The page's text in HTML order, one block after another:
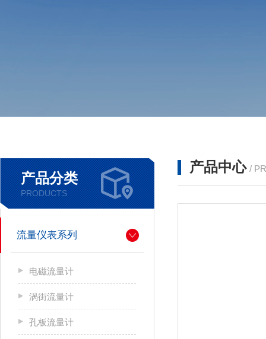
产品分类
PRODUCTS
流量仪表系列
电磁流量计
涡街流量计
孔板流量计
产品中心 /